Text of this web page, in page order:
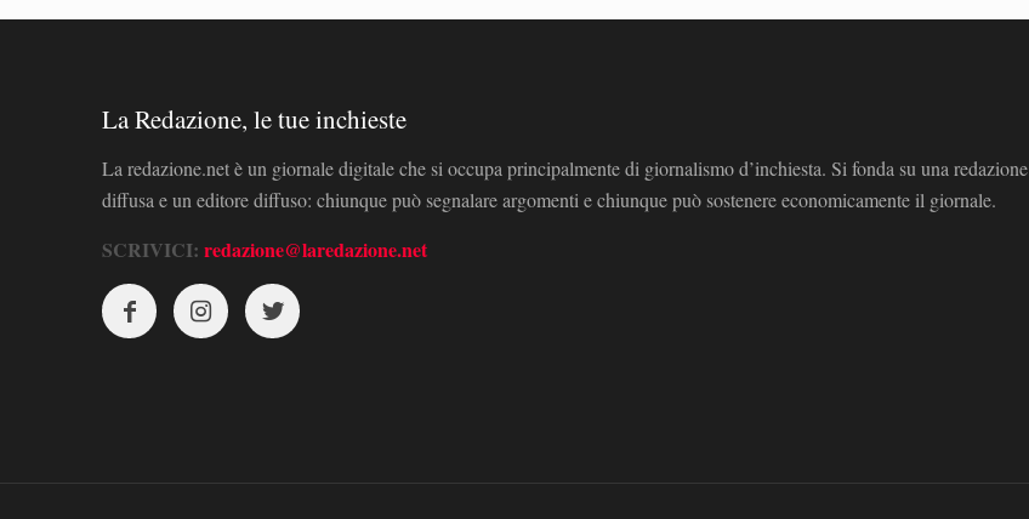
La Redazione, le tue inchieste
La redazione.net è un giornale digitale che si occupa principalmente di giornalismo d’inchiesta. Si fonda su una redazione
diffusa e un editore diffuso: chiunque può segnalare argomenti e chiunque può sostenere economicamente il giornale.
SCRIVICI: redazione@laredazione.net